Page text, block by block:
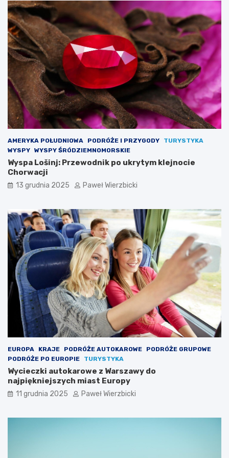
w
g
ó
r
y
?
ż
y
AMERYKA POŁUDNIOWA PODRÓŻE I PRZYGODY
TURYSTYKA
WYSPY WYSPY ŚRÓDZIEMNOMORSKIE
Wyspa Lošinj: Przewodnik po ukrytym klejnocie
Chorwacji
13 grudnia 2025 Paweł Wierzbicki
EUROPA KRAJE PODRÓŻE AUTOKAROWE
PODRÓŻE GRUPOWE
PODRÓŻE PO EUROPIE
TURYSTYKA
Wycieczki autokarowe z Warszawy do
najpiękniejszych miast Europy
11 grudnia 2025 Paweł Wierzbicki